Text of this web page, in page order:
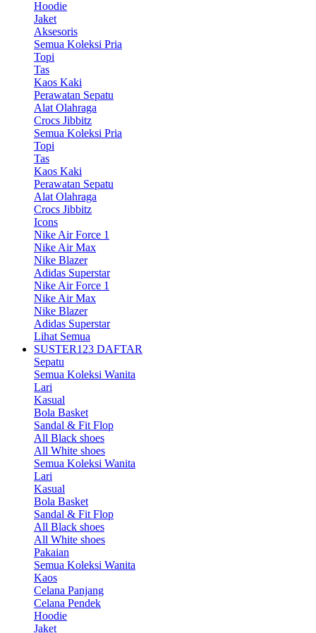
Hoodie
Jaket
Aksesoris
Semua Koleksi Pria
Topi
Tas
Kaos Kaki
Perawatan Sepatu
Alat Olahraga
Crocs Jibbitz
Semua Koleksi Pria
Topi
Tas
Kaos Kaki
Perawatan Sepatu
Alat Olahraga
Crocs Jibbitz
Icons
Nike Air Force 1
Nike Air Max
Nike Blazer
Adidas Superstar
Nike Air Force 1
Nike Air Max
Nike Blazer
Adidas Superstar
Lihat Semua
SUSTER123 DAFTAR
Sepatu
Semua Koleksi Wanita
Lari
Kasual
Bola Basket
Sandal & Fit Flop
All Black shoes
All White shoes
Semua Koleksi Wanita
Lari
Kasual
Bola Basket
Sandal & Fit Flop
All Black shoes
All White shoes
Pakaian
Semua Koleksi Wanita
Kaos
Celana Panjang
Celana Pendek
Hoodie
Jaket